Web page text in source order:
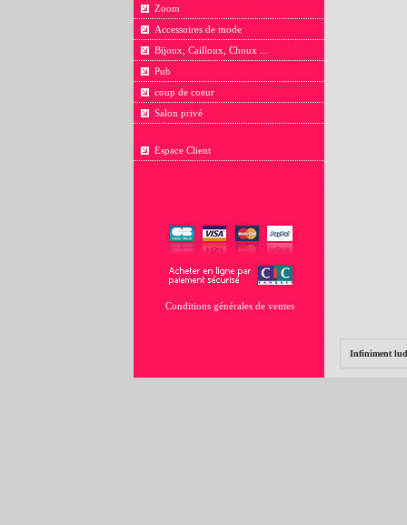
Zoom
Accessoires de mode
Bijoux, Cailloux, Choux ...
Pub
coup de coeur
Salon privé
Espace Client
Conditions générales de ventes
Infiniment